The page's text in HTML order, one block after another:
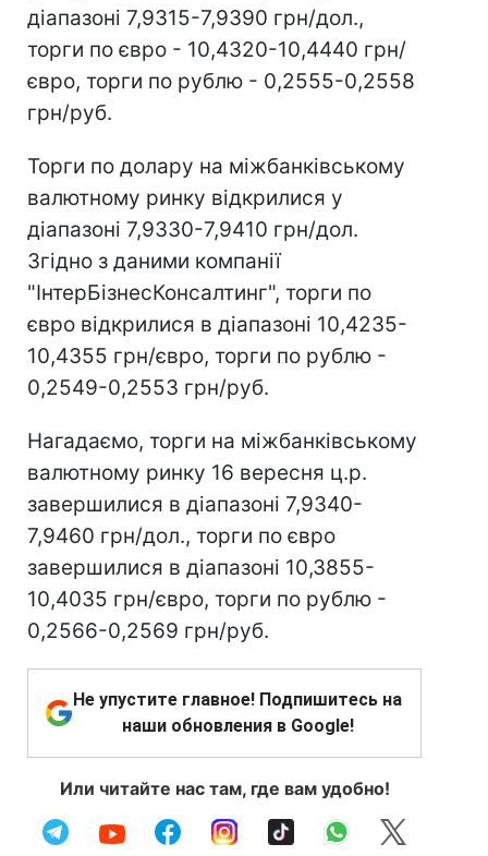
діапазоні 7,9315-7,9390 грн/дол.,
торги по євро - 10,4320-10,4440 грн/
євро, торги по рублю - 0,2555-0,2558
грн/руб.
Торги по долару на міжбанківському
валютному ринку відкрилися у
діапазоні 7,9330-7,9410 грн/дол.
Згідно з даними компанії
"ІнтерБізнесКонсалтинг", торги по
євро відкрилися в діапазоні 10,4235-
10,4355 грн/євро, торги по рублю -
0,2549-0,2553 грн/руб.
Нагадаємо, торги на міжбанківському
валютному ринку 16 вересня ц.р.
завершилися в діапазоні 7,9340-
7,9460 грн/дол., торги по євро
завершилися в діапазоні 10,3855-
10,4035 грн/євро, торги по рублю -
0,2566-0,2569 грн/руб.
Не упустите главное! Подпишитесь на
наши обновления в Google!
Или читайте нас там, где вам удобно!